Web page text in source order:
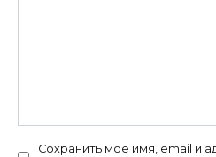
Сохранить моё имя, email и